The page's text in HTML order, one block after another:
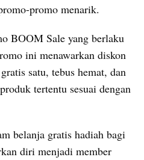
promo menarik.
BOOM Sale yang berlaku
ini menawarkan diskon
satu, tebus hemat, dan
tertentu sesuai dengan
belanja gratis hadiah bagi
diri menjadi member